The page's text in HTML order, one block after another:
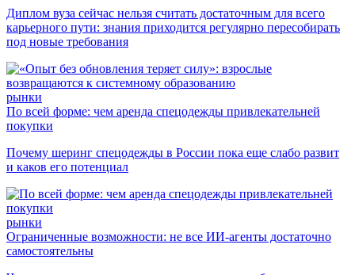
Диплом вуза сейчас нельзя считать достаточным для всего
карьерного пути: знания приходится регулярно пересобирать
под новые требования
рынки
По всей форме: чем аренда спецодежды привлекательней
покупки
Почему шеринг спецодежды в России пока еще слабо развит
и каков его потенциал
рынки
Ограниченные возможности: не все ИИ-агенты достаточно
самостоятельны